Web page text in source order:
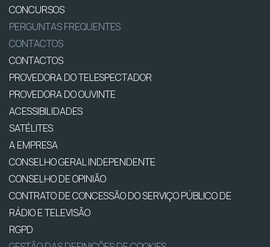
CONCURSOS
PERGUNTAS FREQUENTES
CONTACTOS
CONTACTOS
PROVEDORA DO TELESPECTADOR
PROVEDORA DO OUVINTE
ACESSIBILIDADES
SATÉLITES
A EMPRESA
CONSELHO GERAL INDEPENDENTE
CONSELHO DE OPINIÃO
CONTRATO DE CONCESSÃO DO SERVIÇO PÚBLICO DE
RÁDIO E TELEVISÃO
RGPD